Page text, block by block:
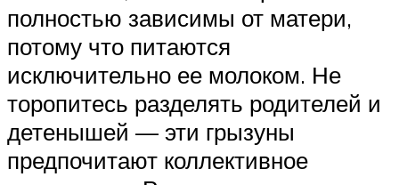
полностью зависимы от матери,
потому что питаются
исключительно ее молоком. Не
торопитесь разделять родителей и
детенышей — эти грызуны
предпочитают коллективное